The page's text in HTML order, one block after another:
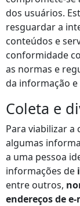
dos usuários.
resguardar a
conteúdos e
conformidade
as normas e
da informação
Coleta e
Para viabilizar a
algumas
a uma pessoa
informações de
entre outros,
endereços de